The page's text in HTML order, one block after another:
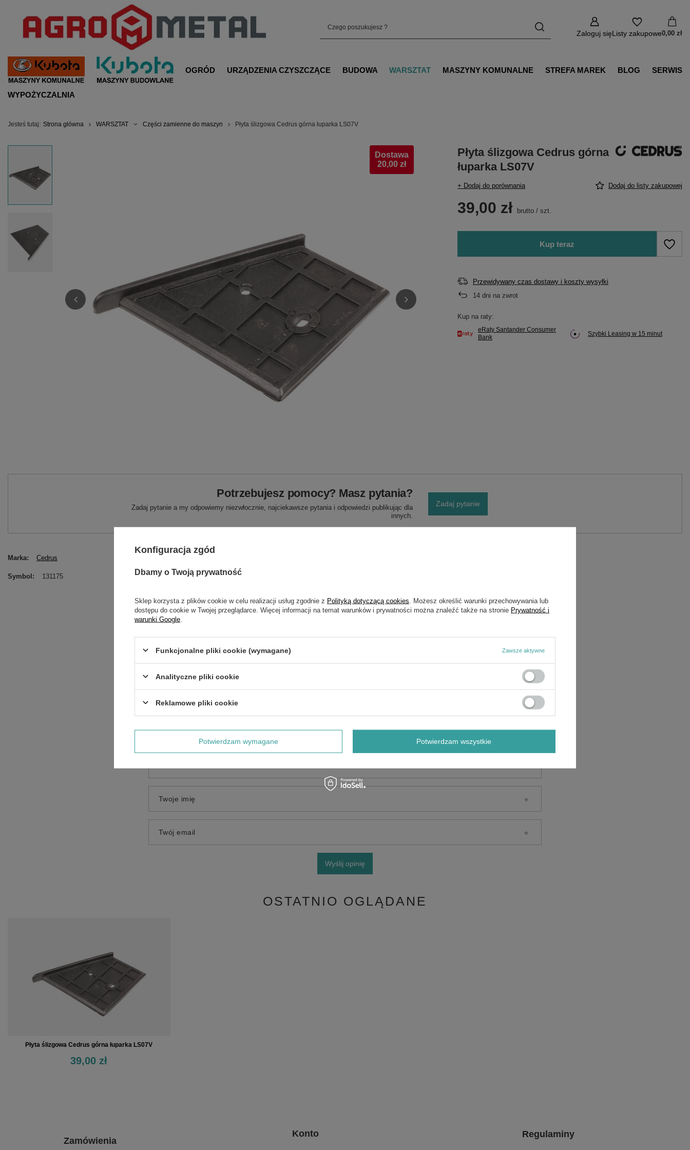
Zaloguj sięListy zakupowe0,00 zł
OGRÓD URZĄDZENIA CZYSZCZĄCE BUDOWA WARSZTAT MASZYNY KOMUNALNE STREFA MAREK BLOG SERWIS
WYPOŻYCZALNIA
Jesteś tutaj: Strona główna WARSZTAT Części zamienne do maszyn Płyta ślizgowa Cedrus górna łuparka LS07V
Dostawa
20,00 zł
Płyta ślizgowa Cedrus górna
łuparka LS07V
+ Dodaj do porównania Dodaj do listy zakupowej
39,00 zł brutto /szt.
Kup teraz
Przewidywany czas dostawy i koszty wysyłki
14 dni na zwrot
Kup na raty:
eRaty Santander Consumer
Bank
Szybki Leasing w 15 minut
Potrzebujesz pomocy? Masz pytania?
Zadaj pytanie a my odpowiemy niezwłocznie, najciekawsze pytania i odpowiedzi publikując dla
innych.
Zadaj pytanie
Marka Cedrus
Symbol 131175
Twoje imię
Twój email
Wyślij opinię
OSTATNIO OGLĄDANE
Płyta ślizgowa Cedrus górna łuparka LS07V
39,00 zł
Zamówienia
Konto Regulaminy
Konfiguracja zgód
Dbamy o Twoją prywatność
Sklep korzysta z plików cookie w celu realizacji usług zgodnie z Polityką dotyczącą cookies . Możesz określić warunki przechowywania lub
dostępu do cookie w Twojej przeglądarce. Więcej informacji na temat warunków i prywatności można znaleźć także na stronie Prywatność i
warunki Google
Funkcjonalne pliki cookie (wymagane) Zawsze aktywne
Analityczne pliki cookie
Reklamowe pliki cookie
Potwierdzam wymagane Potwierdzam wszystkie